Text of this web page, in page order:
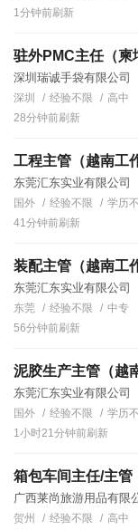
1分钟前刷新
驻外PMC主任（柬
深圳瑞诚手袋有限公司
深圳 经验不限
高中
28分钟前刷新
工程主管（越南工
东莞汇东实业有限公司
国外 经验不限
学历
41分钟前刷新
装配主管（越南工
东莞汇东实业有限公司
东莞 经验不限
中专
56分钟前刷新
泥胶生产主管（越
东莞汇东实业有限公司
国外 经验不限
学历
1小时21分钟前刷新
箱包车间主任/主管
广西莱尚旅游用品有限
贺州 经验不限 高中